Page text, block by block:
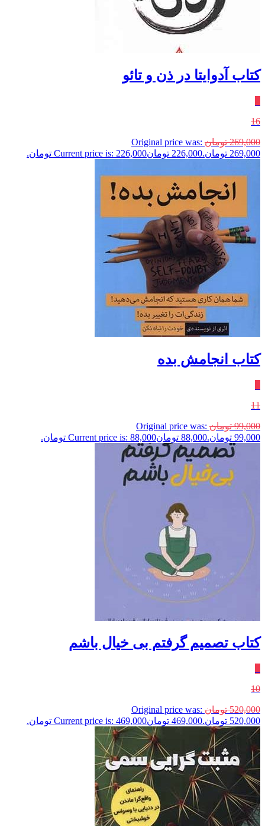
کتاب آدوایتا در ذن و تائو
16
269,000 تومان Original price was:
269,000 تومان.
226,000 تومانCurrent price is: 226,000 تومان.
کتاب انجامش بده
11
99,000 تومان Original price was:
99,000 تومان.
88,000 تومانCurrent price is: 88,000 تومان.
کتاب تصمیم گرفتم بی خیال باشم
10
520,000 تومان Original price was:
520,000 تومان.
469,000 تومانCurrent price is: 469,000 تومان.